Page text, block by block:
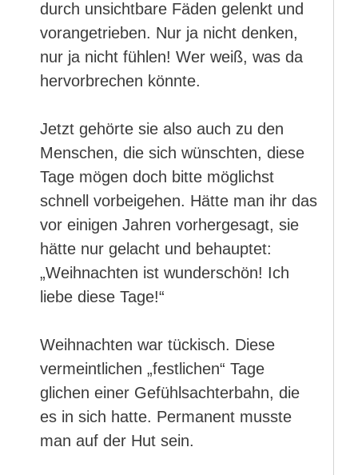
durch unsichtbare Fäden gelenkt und
vorangetrieben. Nur ja nicht denken,
nur ja nicht fühlen! Wer weiß, was da
hervorbrechen könnte.
Jetzt gehörte sie also auch zu den
Menschen, die sich wünschten, diese
Tage mögen doch bitte möglichst
schnell vorbeigehen. Hätte man ihr das
vor einigen Jahren vorhergesagt, sie
hätte nur gelacht und behauptet:
„Weihnachten ist wunderschön! Ich
liebe diese Tage!“
Weihnachten war tückisch. Diese
vermeintlichen „festlichen“ Tage
glichen einer Gefühlsachterbahn, die
es in sich hatte. Permanent musste
man auf der Hut sein.